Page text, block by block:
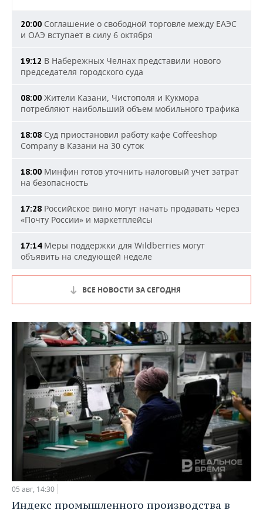
20:00 Соглашение о свободной торговле между ЕАЭС
и ОАЭ вступает в силу 6 октября
19:12 В Набережных Челнах представили нового
председателя городского суда
08:00 Жители Казани, Чистополя и Кукмора
потребляют наибольший объем мобильного трафика
18:08 Суд приостановил работу кафе Coffeeshop
Company в Казани на 30 суток
18:00 Минфин готов уточнить налоговый учет затрат
на безопасность
17:28 Российское вино могут начать продавать через
«Почту России» и маркетплейсы
17:14Меры поддержки для Wildberries могут
объявить на следующей неделе
ВСЕ НОВОСТИ ЗА СЕГОДНЯ
05 авг, 14:30
Индекс промышленного производства в